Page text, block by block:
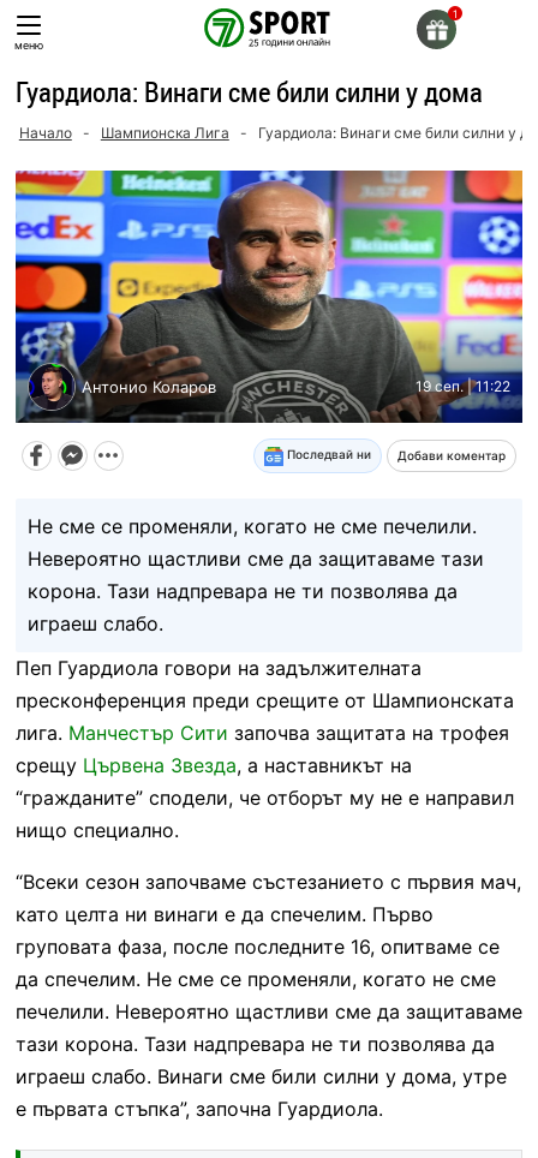
Skip
toменю
Гуардиола: Винаги сме били силни у дома
Начало - Шампионска Лига - Гуардиола: Винаги сме били силни у
Антонио Коларов 19 сеп. | 11:22
Последвай ни Добави коментар
Не сме се променяли, когато не сме печелили.
Невероятно щастливи сме да защитаваме тази
корона. Тази надпревара не ти позволява да
играеш слабо.
Пеп Гуардиола говори на задължителната
пресконференция преди срещите от Шампионската
лига. Манчестър Сити започва защитата на трофея
срещу Цървена Звезда, а наставникът на
“гражданите” сподели, че отборът му не е направил
нищо специално.
“Всеки сезон започваме състезанието с първия мач,
като целта ни винаги е да спечелим. Първо
груповата фаза, после последните 16, опитваме се
да спечелим. Не сме се променяли, когато не сме
печелили. Невероятно щастливи сме да защитаваме
тази корона. Тази надпревара не ти позволява да
играеш слабо. Винаги сме били силни у дома, утре
е първата стъпка”, започна Гуардиола.